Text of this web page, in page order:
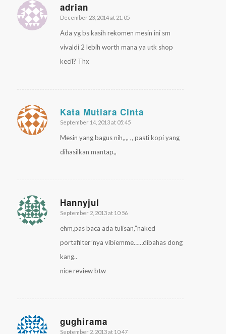
adrian
says:
December 23, 2014 at 21:05
Ada yg bs kasih rekomen mesin ini sm
vivaldi 2 lebih worth mana ya utk shop
kecil? Thx
Kata Mutiara Cinta
says:
September 14, 2013 at 05:45
Mesin yang bagus nih,,,, ,, pasti kopi yang
dihasilkan mantap,,
Hannyjul
says:
September 2, 2013 at 10:56
ehm,pas baca ada tulisan,”naked
portafilter”nya vibiemme……dibahas dong
kang..
nice review btw
gughirama
September 2, 2013 at 10:47